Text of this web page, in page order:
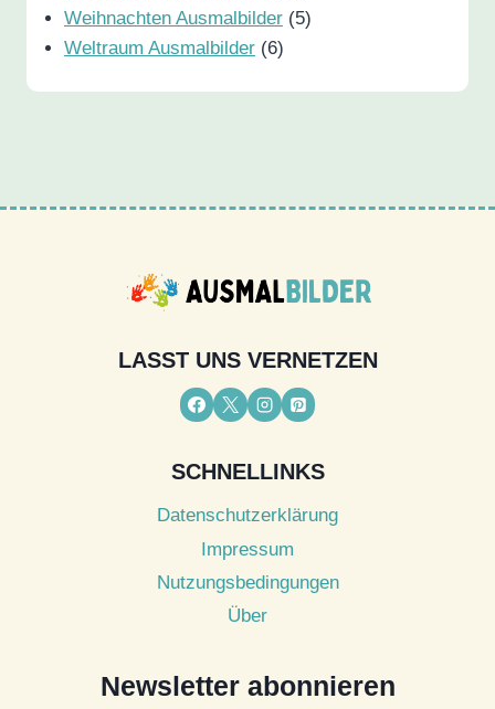
Weihnachten Ausmalbilder (5)
Weltraum Ausmalbilder (6)
LASST UNS VERNETZEN
SCHNELLINKS
Datenschutzerklärung
Impressum
Nutzungsbedingungen
Über
Newsletter abonnieren